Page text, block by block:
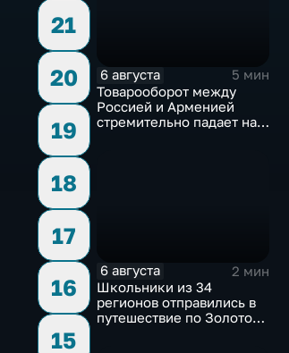
21
20
19
18
17
16
15
6 августа
5 мин
Товарооборот между
Россией и Арменией
стремительно падает на
6 августа
2 мин
Школьники из 34
регионов отправились в
путешествие по Золотому